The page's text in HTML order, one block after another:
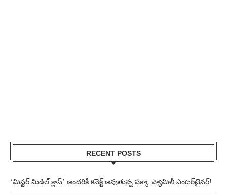
RECENT POSTS
‘మిస్టర్ మిడిల్ క్లాస్’ అందరికీ కనెక్ట్ అవుతున్న పక్కా ఫ్యామిలీ ఎంటర్‌టైనర్!